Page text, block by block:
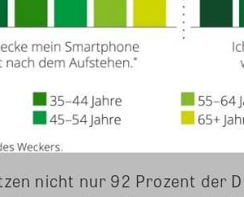
nicht nur 92 Prozent der